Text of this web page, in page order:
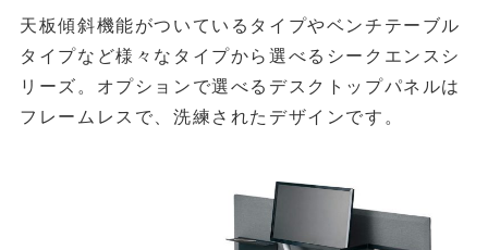
天板傾斜機能がついているタイプやベンチテーブル
タイプなど様々なタイプから選べるシークエンスシ
リーズ。オプションで選べるデスクトップパネルは
フレームレスで、洗練されたデザインです。